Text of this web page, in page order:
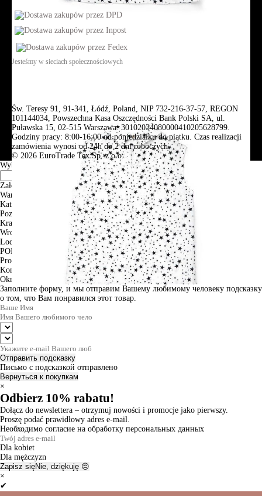
Jesteśmy w sieciach społecznościowych
Św. Teresy 91, 91-341, Łódź, Poland, NIP 732-216-37-57, REGON
101144034, Powszechna Kasa Oszczędności Bank Polski SA, ul.
Puławska 15, 02-515 Warszawa: 30102034080000410205628799.
Godziny pracy: 8:00-16:00 od poniedziałku do piątku. Czas realizacji
zamówienia wynosi od 24h do 2 dni roboczych.
© 2026 EuroTrade Tex Sp. z o.o.
Wybierz miasta
Założenia
Warszawa
Katowice
Poznan
Krakow
Wroclaw
Lodz
PODGLĄD
Produkt w koszyku
Kontynuuj zakupy
ZAMÓWIENIE
Okno informacyjne
Заполните форму, и мы отправим Вашему любимому человеку подсказку
о том, что Вам понравился этот товар.
Отправить подсказку
Письмо с подсказкой отправлено
Вернуться к покупкам
×
Odbierz 10% rabatu!
Dołącz do newslettera – otrzymuj nowości i promocje jako pierwszy.
Proszę podać prawidłowy adres e-mail.
Необходимо согласие на обработку персональных данных
Dla kobiet
Dla mężczyzn
Zapisz sięNie, dziękuję 😔
×
✔